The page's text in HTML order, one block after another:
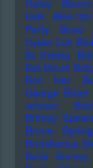
Harley
Faith
Blink-182
Party
Blond
Oyster Cult
Bo Diddley
Bob Mould
Bon Iver
George Brian
Johnson
Britney
Bruce
Brutalismus
Burial Burning